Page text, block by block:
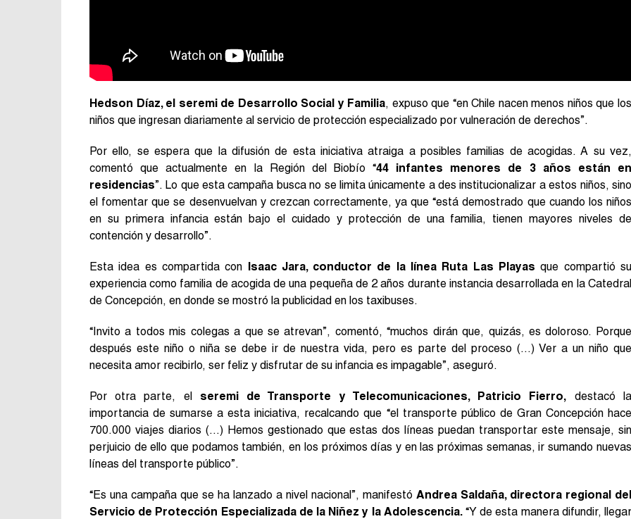
Hedson Díaz, el seremi de Desarrollo Social y Familia, expuso que “en Chile nacen menos niños que los
niños que ingresan diariamente al servicio de protección especializado por vulneración de derechos”.
Por ello, se espera que la difusión de esta iniciativa atraiga a posibles familias de acogidas. A su vez,
comentó que actualmente en la Región del Biobío “44 infantes menores de 3 años están en
residencias”. Lo que esta campaña busca no se limita únicamente a des institucionalizar a estos niños, sino
el fomentar que se desenvuelvan y crezcan correctamente, ya que “está demostrado que cuando los niños
en su primera infancia están bajo el cuidado y protección de una familia, tienen mayores niveles de
contención y desarrollo”.
Esta idea es compartida con Isaac Jara, conductor de la línea Ruta Las Playas que compartió su
experiencia como familia de acogida de una pequeña de 2 años durante instancia desarrollada en la Catedral
de Concepción, en donde se mostró la publicidad en los taxibuses.
“Invito a todos mis colegas a que se atrevan”, comentó, “muchos dirán que, quizás, es doloroso. Porque
después este niño o niña se debe ir de nuestra vida, pero es parte del proceso (…) Ver a un niño que
necesita amor recibirlo, ser feliz y disfrutar de su infancia es impagable”, aseguró.
Por otra parte, el seremi de Transporte y Telecomunicaciones, Patricio Fierro, destacó la
importancia de sumarse a esta iniciativa, recalcando que “el transporte público de Gran Concepción hace
700.000 viajes diarios (…) Hemos gestionado que estas dos líneas puedan transportar este mensaje, sin
perjuicio de ello que podamos también, en los próximos días y en las próximas semanas, ir sumando nuevas
líneas del transporte público”.
“Es una campaña que se ha lanzado a nivel nacional”, manifestó Andrea Saldaña, directora regional del
Servicio de Protección Especializada de la Niñez y la Adolescencia.“Y de esta manera difundir, llegar